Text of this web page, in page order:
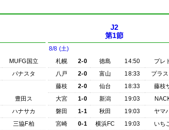
MUFG国立
パナスタ
豊田ス
ハナサカ
三協F柏
J2
第1節
8/8 (土)
札幌
2-0 徳島 14:50
プレ
八戸
2-0 富山 18:33
プラス
藤枝
2-0 仙台 18:33
藤枝
大宮
1-0 新潟 19:03
磐田
1-1 秋田 19:03
ヤマ
宮崎
0-1 横浜FC 19:03
いち